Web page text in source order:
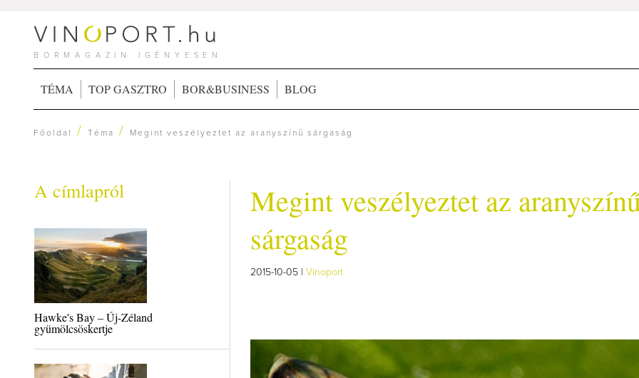
BORMAGAZIN IGÉNYESEN
TÉMA TOP GASZTRO BOR&BUSINESS BLOG
Főoldal /Téma / Megint veszélyeztet az aranyszínű sárgaság
A címlapról
Hawke's Bay – Új-Zéland
gyümölcsöskertje
Megint veszélyeztet az
sárgaság
2015-10-05 | Vinoport